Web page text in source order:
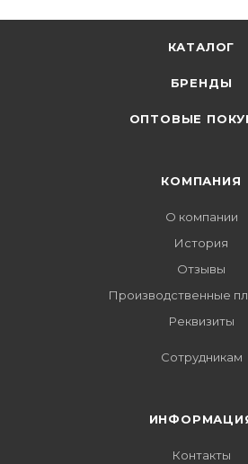
КАТАЛОГ
БРЕНДЫ
ОПТОВЫЕ
КОМПАНИЯ
О компании
История
Отзывы
Производственные
Реквизиты
Сотрудникам
Контакты